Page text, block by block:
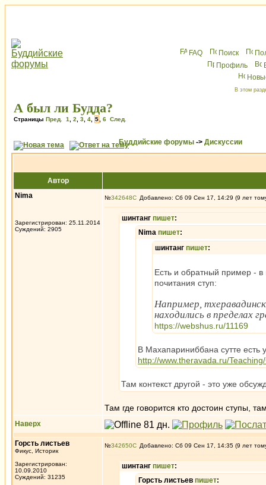
FAQ Поиск
Профиль
В этом
А был ли Будда?
Страницы Пред. 1 2 3 4 5 6 След.
Буддийские форумы -> Дискуссии
Автор
Nima
Зарегистрирован: 25.11.2014
Суждений: 2905
№342648 Добавлено: Сб 09 Сен 17, 14:29 (9 лет
шинтанг пишет:
Nima пишет:
шинтанг пишет:
Есть и обратный пример - в
почитания ступ:
Например,
находились в пределах
https://webshus.ru/11169
В Махапариниббана сутте есть
http://www.theravada.ru/
Там контекст другой - это уже
Там где говорится кто достоин ступы,
Наверх
Горсть листьев
Фикус, Историк
Зарегистрирован:
10.09.2010
Суждений: 31235
№342650 Добавлено: Сб 09 Сен 17, 14:35 (9 лет
шинтанг пишет:
Горсть листьев пишет: